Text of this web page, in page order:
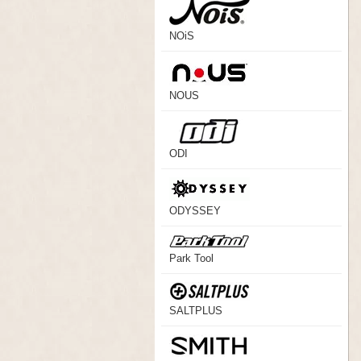
NOiS
NOUS
ODI
ODYSSEY
Park Tool
SALTPLUS